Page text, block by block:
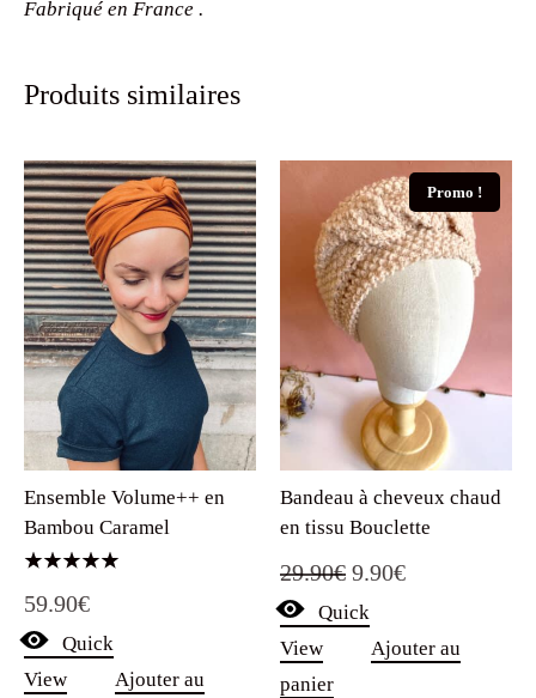
Fabriqué en France .
Produits similaires
Ensemble Volume++ en
Bambou Caramel
5.00
59.90€
Quick
View
Ajouter au
Promo !
Bandeau à cheveux chaud
en tissu Bouclette
29.90€ Le
prix
initial
9.90€Le
actuel
Quick
View
Ajouter au
panier